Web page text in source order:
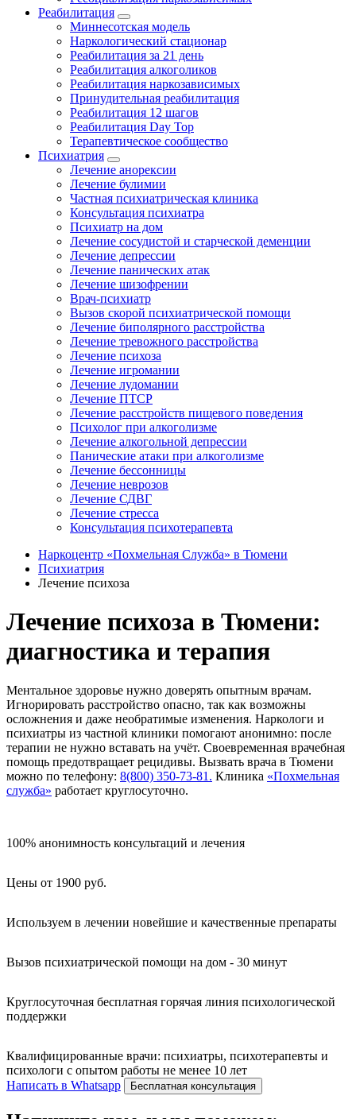
Реабилитация
Миннесотская модель
Наркологический стационар
Реабилитация за 21 день
Реабилитация алкоголиков
Реабилитация наркозависимых
Принудительная реабилитация
Реабилитация 12 шагов
Реабилитация Day Top
Терапевтическое сообщество
Психиатрия
Лечение анорексии
Лечение булимии
Частная психиатрическая клиника
Консультация психиатра
Психиатр на дом
Лечение сосудистой и старческой деменции
Лечение депрессии
Лечение панических атак
Лечение шизофрении
Врач-психиатр
Вызов скорой психиатрической помощи
Лечение биполярного расстройства
Лечение тревожного расстройства
Лечение психоза
Лечение игромании
Лечение лудомании
Лечение ПТСР
Лечение расстройств пищевого поведения
Психолог при алкоголизме
Лечение алкогольной депрессии
Панические атаки при алкоголизме
Лечение бессонницы
Лечение неврозов
Лечение СДВГ
Лечение стресса
Консультация психотерапевта
Наркоцентр «Похмельная Служба» в Тюмени
Психиатрия
Лечение психоза
Лечение психоза в Тюмени:
диагностика и терапия
Ментальное здоровье нужно доверять опытным врачам.
Игнорировать расстройство опасно, так как возможны
осложнения и даже необратимые изменения. Наркологи и
психиатры из частной клиники помогают анонимно: после
терапии не нужно вставать на учёт. Своевременная врачебная
помощь предотвращает рецидивы. Вызвать врача в Тюмени
можно по телефону: 8(800) 350-73-81. Клиника «Похмельная
служба» работает круглосуточно.
100% анонимность консультаций и лечения
Цены от 1900 руб.
Используем в лечении новейшие и качественные препараты
Вызов психиатрической помощи на дом - 30 минут
Круглосуточная бесплатная горячая линия психологической
поддержки
Квалифицированные врачи: психиатры, психотерапевты и
психологи с опытом работы не менее 10 лет
Написать в Whatsapp
Бесплатная консультация